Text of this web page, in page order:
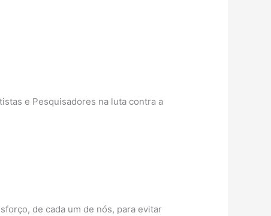
e Pesquisadores na luta contra a
de cada um de nós, para evitar